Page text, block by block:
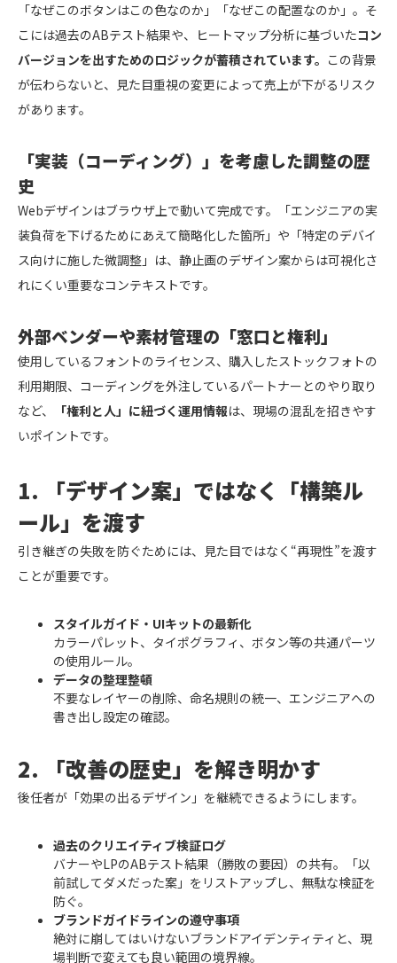
「なぜこのボタンはこの色なのか」「なぜこの配置なのか」。そ
こには過去のABテスト結果や、ヒートマップ分析に基づいたコン
バージョンを出すためのロジックが蓄積されています。 この背景
が伝わらないと、見た目重視の変更によって売上が下がるリスク
があります。
「実装（コーディング）」を考慮した調整の歴
史
Webデザインはブラウザ上で動いて完成です。「エンジニアの実
装負荷を下げるためにあえて簡略化した箇所」や「特定のデバイ
ス向けに施した微調整」は、静止画のデザイン案からは可視化さ
れにくい重要なコンテキストです。
外部ベンダーや素材管理の「窓口と権利」
使用しているフォントのライセンス、購入したストックフォトの
利用期限、コーディングを外注しているパートナーとのやり取り
など、
「権利と人」に紐づく運用情報は、現場の混乱を招きやす
いポイントです。
1. 「デザイン案」ではなく「構築ル
ール」を渡す
引き継ぎの失敗を防ぐためには、見た目ではなく“再現性”を渡す
ことが重要です。
スタイルガイド・UIキットの最新化
カラーパレット、タイポグラフィ、ボタン等の共通パーツ
の使用ルール。
データの整理整頓
不要なレイヤーの削除、命名規則の統一、エンジニアへの
書き出し設定の確認。
2. 「改善の歴史」を解き明かす
後任者が「効果の出るデザイン」を継続できるようにします。
過去のクリエイティブ検証ログ
バナーやLPのABテスト結果（勝敗の要因）の共有。「以
前試してダメだった案」をリストアップし、無駄な検証を
防ぐ。
ブランドガイドラインの遵守事項
絶対に崩してはいけないブランドアイデンティティと、現
場判断で変えても良い範囲の境界線。